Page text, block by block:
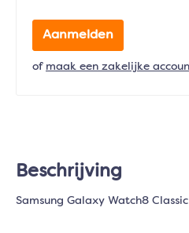
Aanmelden
of maak een zakelijke
Beschrijving
Samsung Galaxy Watch8